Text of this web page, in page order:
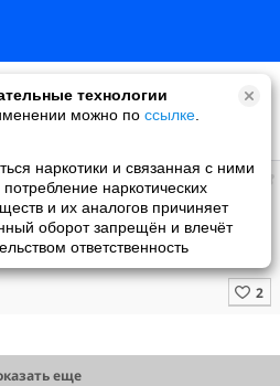
технологии
можно по ссылке
наркотики и связанная с ними
наркотических
и их аналогов причиняет
оборот запрещён и влечёт
ответственность
pacпpaвляется с братушками за
еще